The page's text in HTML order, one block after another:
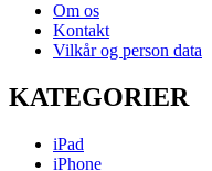
Om os
Kontakt
Vilkår og person data
KATEGORIER
iPad
iPhone